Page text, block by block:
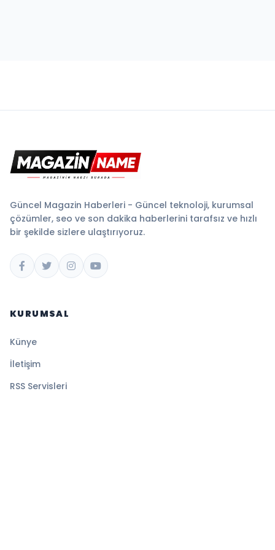
Güncel Magazin Haberleri - Güncel teknoloji, kurumsal
çözümler, seo ve son dakika haberlerini tarafsız ve hızlı
bir şekilde sizlere ulaştırıyoruz.
KURUMSAL
Künye
İletişim
RSS Servisleri